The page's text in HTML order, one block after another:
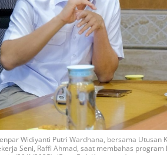
Widiyanti Putri Wardhana, bersama Utusan
Seni, Raffi Ahmad, saat membahas